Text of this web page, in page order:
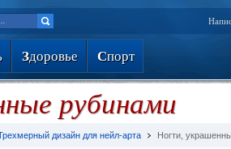
Здоровье Спорт
рубинами
дизайн для нейл-арта Ногти,